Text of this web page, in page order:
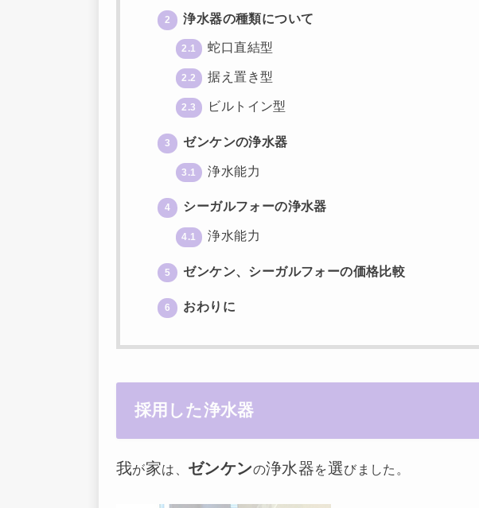
2 浄水器の種類について
2.1 蛇口直結型
2.2 据え置き型
2.3 ビルトイン型
3 ゼンケンの浄水器
3.1 浄水能力
4 シーガルフォーの浄水器
4.1 浄水能力
5 ゼンケン、シーガルフォーの価格比較
6 おわりに
採用した浄水器
我が家は、 ゼンケンの浄水器を選びました。